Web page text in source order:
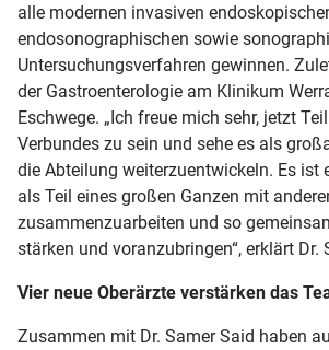
alle modernen invasiven
endosonographischen sowie
Untersuchungsverfahren gewinnen.
der Gastroenterologie am Klinikum
Eschwege. „Ich freue mich sehr, jetzt
Verbundes zu sein und sehe es als
die Abteilung weiterzuentwickeln. Es ist
als Teil eines großen Ganzen mit
zusammenzuarbeiten und so
stärken und voranzubringen“, erklärt Dr.
Vier neue Oberärzte verstärken das
Zusammen mit Dr. Samer Said haben